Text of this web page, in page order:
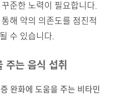
준한 노력이 필요합니다.
해 약의 의존도를 점진적
수 있습니다.
주는 음식 섭취
완화에 도움을 주는 비타민